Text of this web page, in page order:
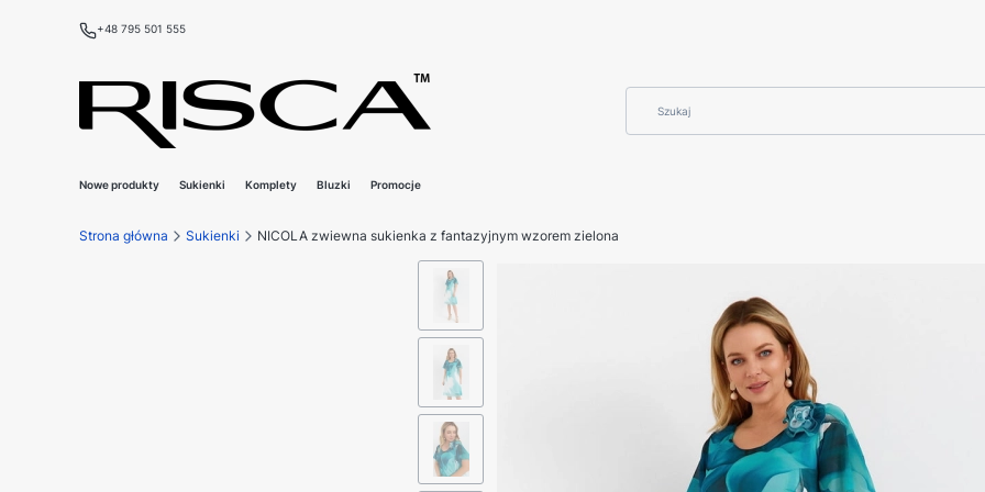
+48 795 501 555
Nowe produkty Sukienki Komplety Bluzki Promocje
Strona główna Sukienki NICOLA zwiewna sukienka z fantazyjnym wzorem zielona